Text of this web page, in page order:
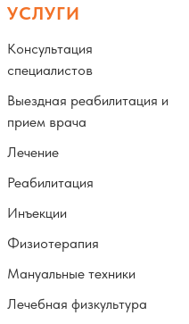
УСЛУГИ
Консультация
специалистов
Выездная реабилитация и
прием врача
Лечение
Реабилитация
Инъекции
Физиотерапия
Мануальные техники
Лечебная физкультура